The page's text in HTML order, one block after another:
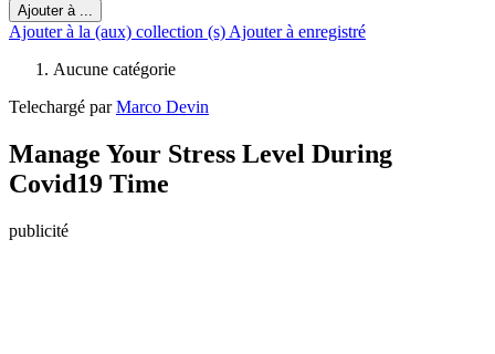
Ajouter à ...
Ajouter à la (aux) collection (s) Ajouter à enregistré
Aucune catégorie
Telechargé parMarco Devin
Manage Your Stress Level During
Covid19 Time
publicité